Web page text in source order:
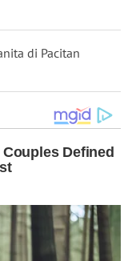
di Pacitan